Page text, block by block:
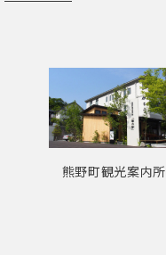
熊野町観光案内所